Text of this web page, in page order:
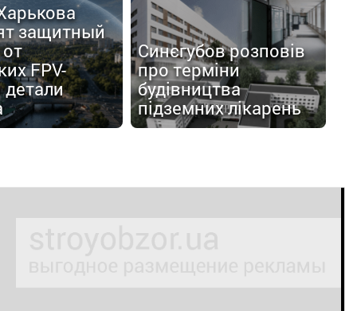
защитный
FPV-
Синєгубов розповів
про терміни
будівництва
підземних лікарень